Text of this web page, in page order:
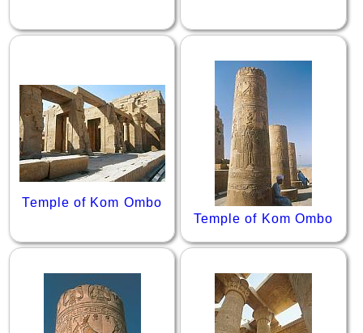
Temple of Kom Ombo
Temple of Kom Ombo